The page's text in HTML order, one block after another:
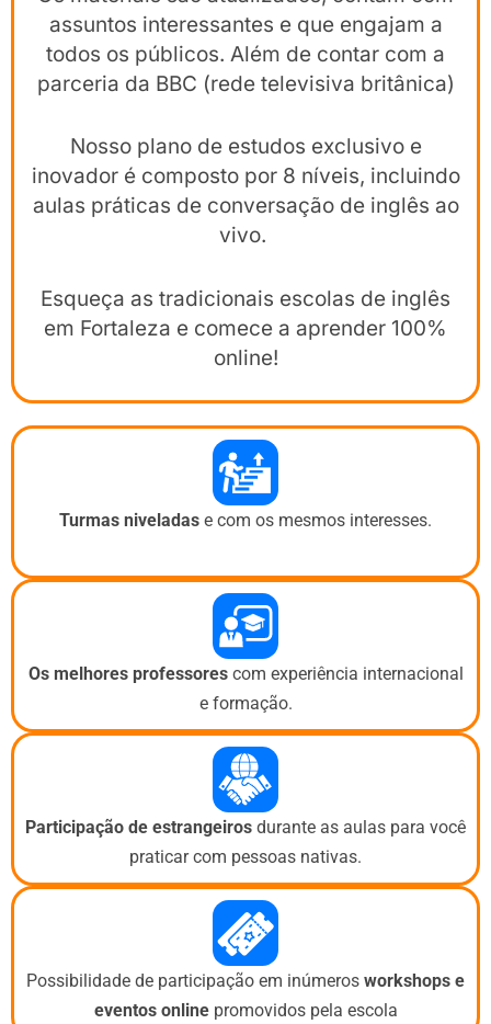
assuntos interessantes e que engajam a
todos os públicos. Além de contar com a
parceria da BBC (rede televisiva britânica)
Nosso plano de estudos exclusivo e
inovador é composto por 8 níveis, incluindo
aulas práticas de conversação de inglês ao
vivo.
Esqueça as tradicionais escolas de inglês
em Fortaleza e comece a aprender 100%
online!
Turmas niveladas e com os mesmos interesses.
Os melhores professorescom experiência internacional
e formação.
Participação de estrangeiros durante as aulas para você
praticar com pessoas nativas.
Possibilidade de participação em inúmeros workshops e
eventos online promovidos pela escola